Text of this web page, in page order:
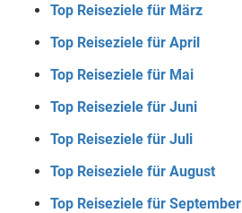
Top Reiseziele für März
Top Reiseziele für April
Top Reiseziele für Mai
Top Reiseziele für Juni
Top Reiseziele für Juli
Top Reiseziele für August
Top Reiseziele für September